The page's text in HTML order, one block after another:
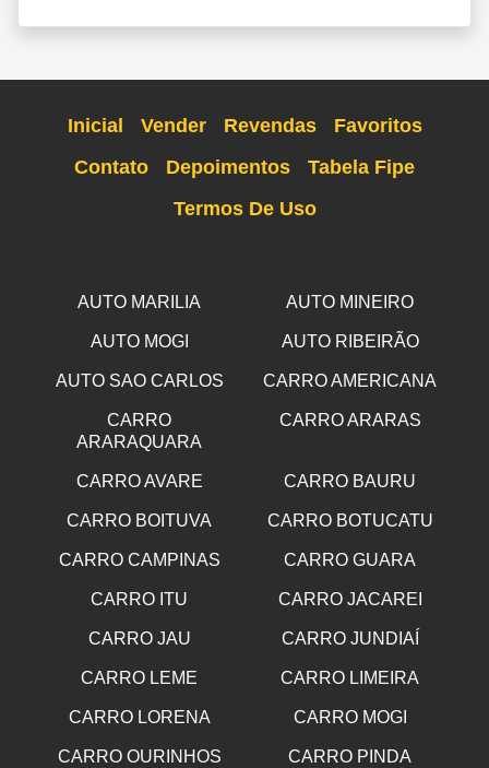
Inicial Vender Revendas
Favoritos
Contato
Depoimentos
Tabela Fipe
Termos De Uso
AUTO MARILIA AUTO MINEIRO
AUTO MOGI AUTO RIBEIRÃO
AUTO SAO CARLOS CARRO AMERICANA
CARRO
ARARAQUARA
CARRO ARARAS
CARRO AVARE CARRO BAURU
CARRO BOITUVA CARRO BOTUCATU
CARRO CAMPINAS CARRO GUARA
CARRO ITU CARRO JACAREI
CARRO JAU CARRO JUNDIAÍ
CARRO LEME CARRO LIMEIRA
CARRO LORENA CARRO MOGI
CARRO OURINHOS CARRO PINDA